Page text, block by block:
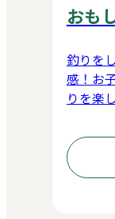
おも
釣りを
感！お
りを楽